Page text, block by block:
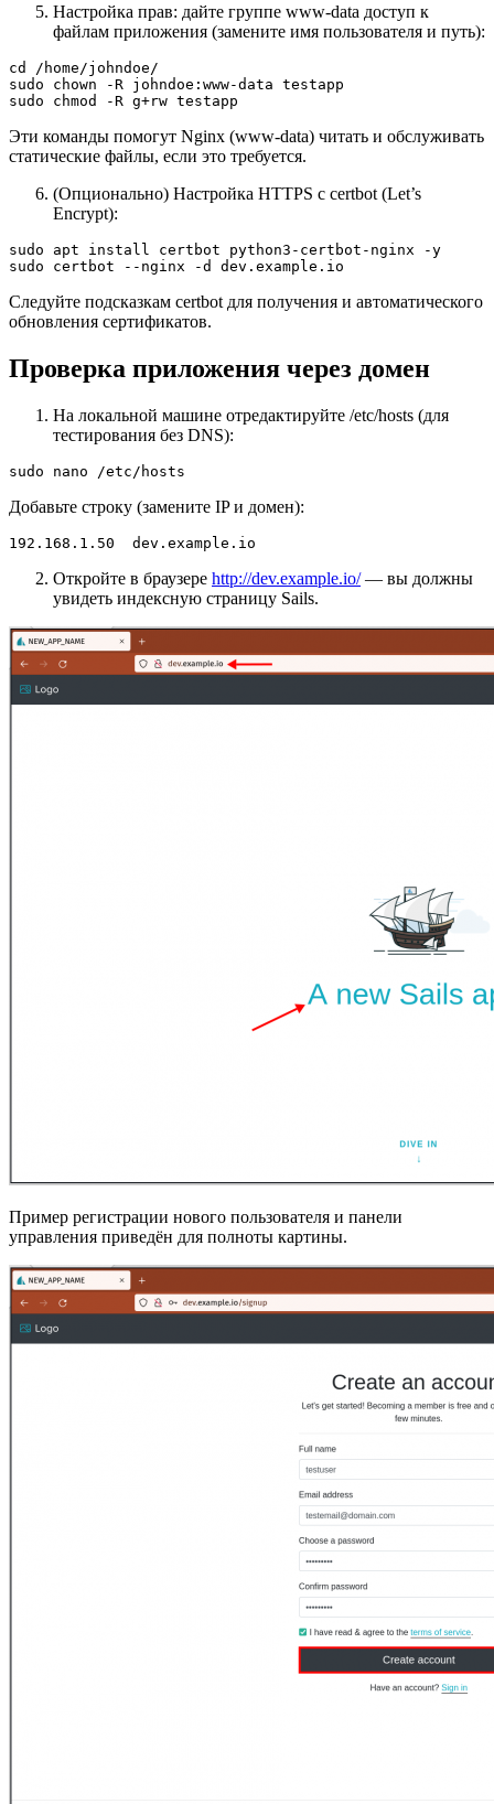
Настройка прав: дайте группе www-data доступ к
файлам приложения (замените имя пользователя и путь):
cd /home/johndoe/
sudo chown -R johndoe:www-data testapp
sudo chmod -R g+rw testapp
Эти команды помогут Nginx (www-data) читать и обслуживать
статические файлы, если это требуется.
(Опционально) Настройка HTTPS с certbot (Let’s
Encrypt):
sudo apt install certbot python3-certbot-nginx -y
sudo certbot --nginx -d dev.example.io
Следуйте подсказкам certbot для получения и автоматического
обновления сертификатов.
Проверка приложения через домен
На локальной машине отредактируйте /etc/hosts (для
тестирования без DNS):
sudo nano /etc/hosts
Добавьте строку (замените IP и домен):
192.168.1.50  dev.example.io
Откройте в браузере http://dev.example.io/— вы должны
увидеть индексную страницу Sails.
Пример регистрации нового пользователя и панели
управления приведён для полноты картины.